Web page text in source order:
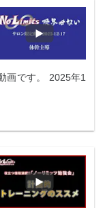
画です。 2025年1